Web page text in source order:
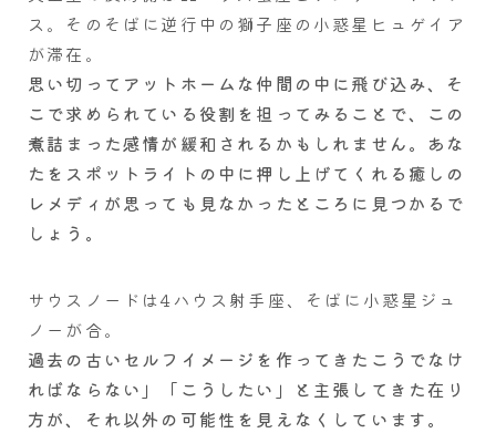
ス。そのそばに逆行中の獅子座の小惑星ヒュゲイア
が滞在。
思い切ってアットホームな仲間の中に飛び込み、そ
こで求められている役割を担ってみることで、この
煮詰まった感情が緩和されるかもしれません。あな
たをスポットライトの中に押し上げてくれる癒しの
レメディが思っても見なかったところに見つかるで
しょう。
サウスノードは4ハウス射手座、そばに小惑星ジュ
ノーが合。
過去の古いセルフイメージを作ってきたこうでなけ
ればならない」「こうしたい」と主張してきた在り
方が、それ以外の可能性を見えなくしています。